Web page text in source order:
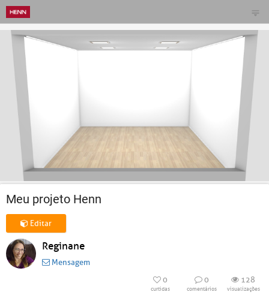
Meu projeto Henn
Editar
Reginane
Mensagem
0
curtidas
0
comentários
128
visualizações